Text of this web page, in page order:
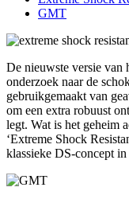
GMT
De nieuwste versie van
onderzoek naar de
gebruikgemaakt van
om een extra robuust
legt. Wat is het geheim
‘Extreme Shock
klassieke DS-concept